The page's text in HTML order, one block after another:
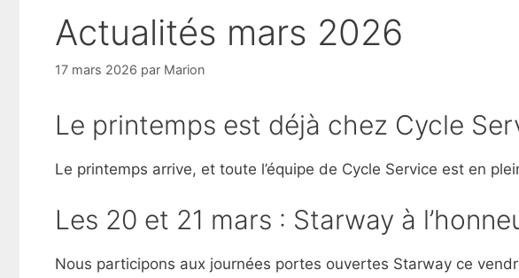
Actualités mars 2026
17 mars 2026 par Marion
Le printemps est déjà chez Cycle
Le printemps arrive, et toute l’équipe de Cycle Service est en
Les 20 et 21 mars : Starway à
Nous participons aux journées portes ouvertes Starway ce